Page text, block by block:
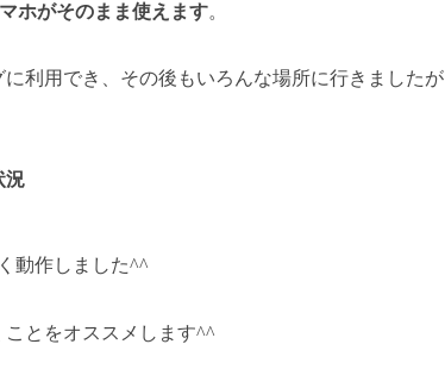
ホがそのまま使え ます。
利用でき、その後もいろんな場所に行きましたが
況
動作しました^^
とをオススメします^^